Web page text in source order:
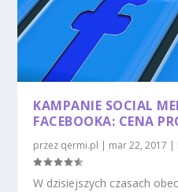
KAMPANIE SOCIAL
FACEBOOKA: CENA
przez qermi.pl | mar 22, 2017 |
W dzisiejszych czasach